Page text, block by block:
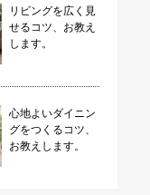
リビングを広く見
せるコツ、お教え
します。
心地よいダイニン
グをつくるコツ、
お教えします。